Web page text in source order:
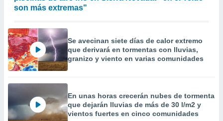
e
publicidad
publicidad
de
1199
son más extremas"
Se avecinan siete días de calor extremo
que derivará en tormentas con lluvias,
granizo y viento en varias comunidades
En unas horas crecerán nubes de tormenta
que dejarán lluvias de más de 30 l/m2 y
vientos fuertes en cinco comunidades